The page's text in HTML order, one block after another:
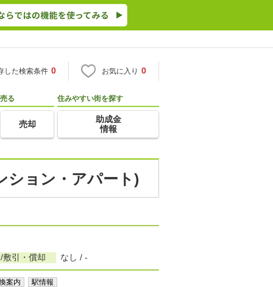
した検索条件 0 お気に入り 0
売る
売却
住みやすい街を探す
助成金
情報
ション・アパート)
敷引・償却 なし / -
案内 駅情報